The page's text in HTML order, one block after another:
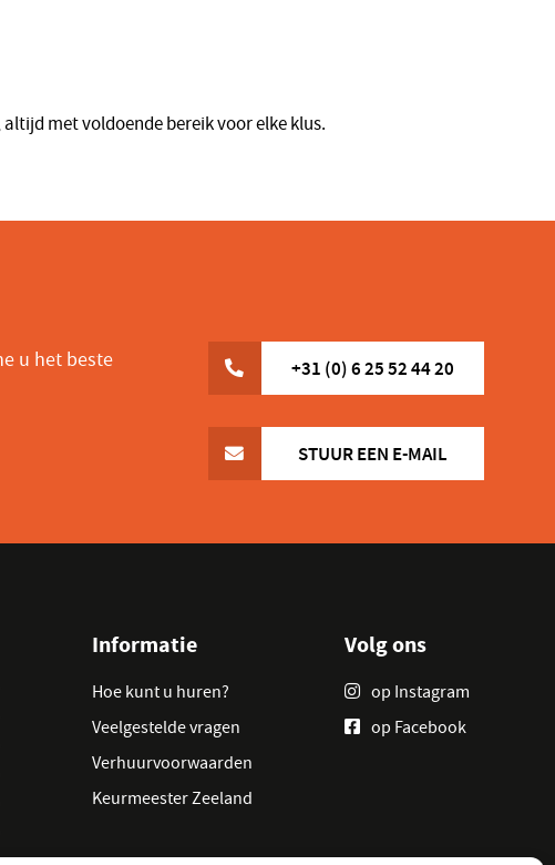
met voldoende bereik voor elke klus.
u het beste
+31 (0) 6 25 52 44 20
STUUR EEN E-MAIL
Informatie
Hoe kunt u huren?
Veelgestelde vragen
Verhuurvoorwaarden
Keurmeester Zeeland
Volg ons
op Instagram
op Facebook